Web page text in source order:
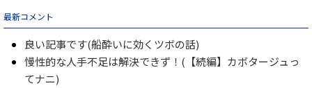
最新コメント
良い記事です(船酔いに効くツボの話)
慢性的な人手不足は解決できず！(【続編】カボタージュっ
てナニ)